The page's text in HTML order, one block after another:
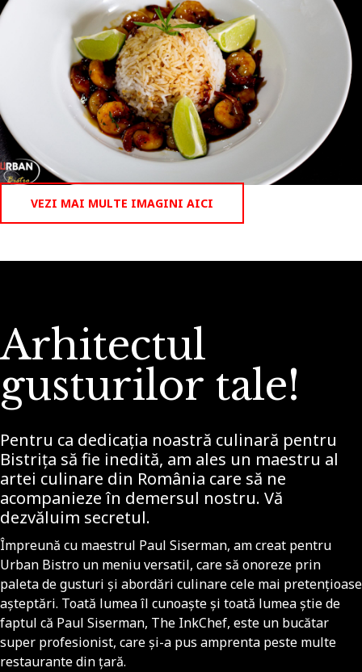
VEZI MAI MULTE IMAGINI AICI
Arhitectul
gusturilor tale!
Pentru ca dedicația noastră culinară pentru
Bistrița să fie inedită, am ales un maestru al
artei culinare din România care să ne
acompanieze în demersul nostru. Vă
dezvăluim secretul.
Împreună cu maestrul Paul Siserman, am creat pentru
Urban Bistro un meniu versatil, care să onoreze prin
paleta de gusturi și abordări culinare cele mai pretențioase
așteptări. Toată lumea îl cunoaște și toată lumea știe de
faptul că Paul Siserman, The InkChef, este un bucătar
super profesionist, care și-a pus amprenta peste multe
restaurante din țară.